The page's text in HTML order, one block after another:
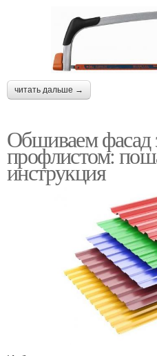
читать дальше →
Обшиваем фасад
профлистом:
инструкция